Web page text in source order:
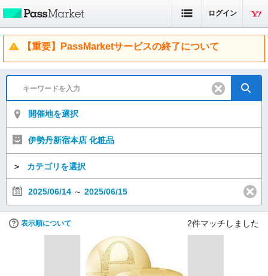
ログイン
【重要】PassMarketサービスの終了について
開催地を選択
伊勢丹新宿本店 化粧品
＞ カテゴリを選択
2025/06/14 ～ 2025/06/15
表示順について 2件マッチしました